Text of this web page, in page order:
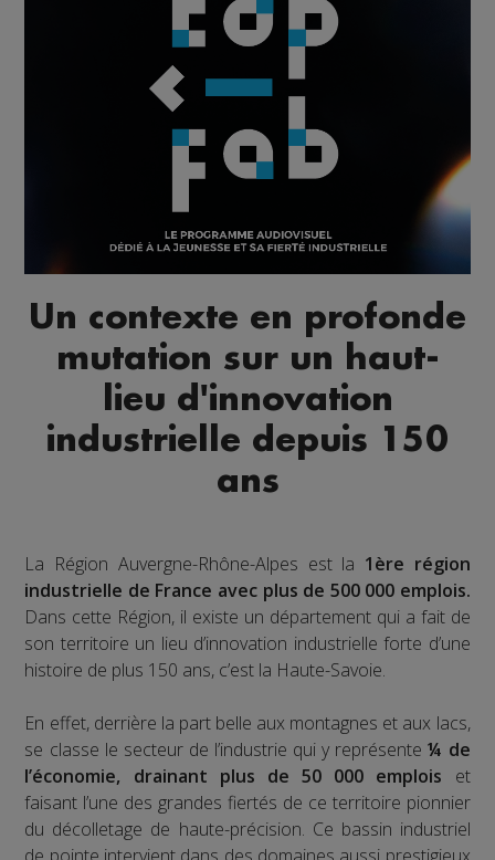
Un contexte en profonde
mutation sur un haut-
lieu d'innovation
industrielle depuis 150
ans
La Région Auvergne-Rhône-Alpes est la 1ère région
industrielle de France avec plus de 500 000 emplois.
Dans cette Région, il existe un département qui a fait de
son territoire un lieu d’innovation industrielle forte d’une
histoire de plus 150 ans, c’est la Haute-Savoie.
En effet, derrière la part belle aux montagnes et aux lacs,
se classe le secteur de l’industrie qui y représente¼ de
l’économie, drainant plus de 50 000 emplois et
faisant l’une des grandes fiertés de ce territoire pionnier
du décolletage de haute-précision. Ce bassin industriel